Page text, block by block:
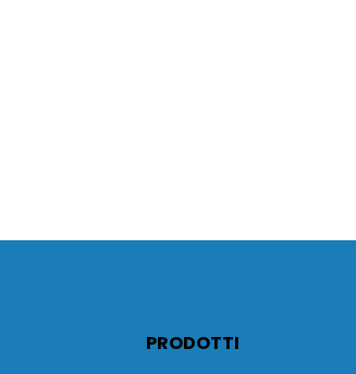
PRODOTTI